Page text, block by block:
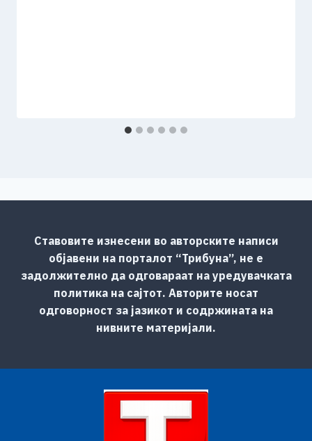
Ставовите изнесени во авторските написи
објавени на порталот “Трибуна”, не е
задолжително да одговараат на уредувачката
политика на сајтот. Авторите носат
одговорност за јазикот и содржината на
нивните материјали.